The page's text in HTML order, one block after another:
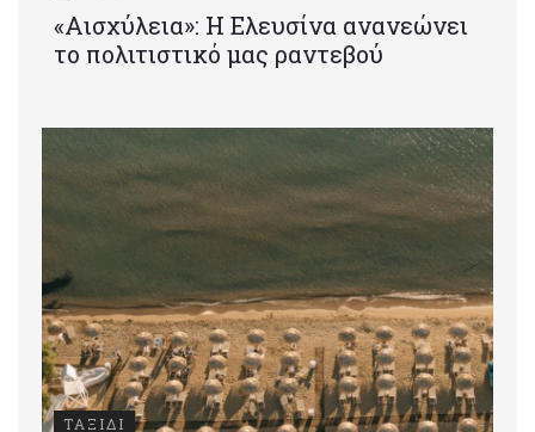
«Αισχύλεια»: Η Ελευσίνα ανανεώνει
το πολιτιστικό μας ραντεβού
ΤΑΞΙΔΙ